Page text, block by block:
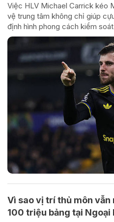
Việc HLV Michael Carrick kéo
vệ trung tâm không chỉ giúp
định hình phong cách kiểm
Vì sao vị trí thủ môn
100 triệu bảng tại Ngoại